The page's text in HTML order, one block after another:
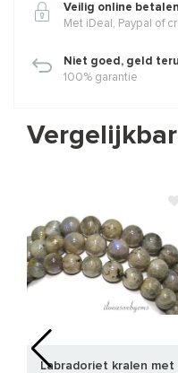
Veilig online betalen
Met iDeal, Paypal of
Niet goed, geld
100% garantie
Labradoriet kralen met